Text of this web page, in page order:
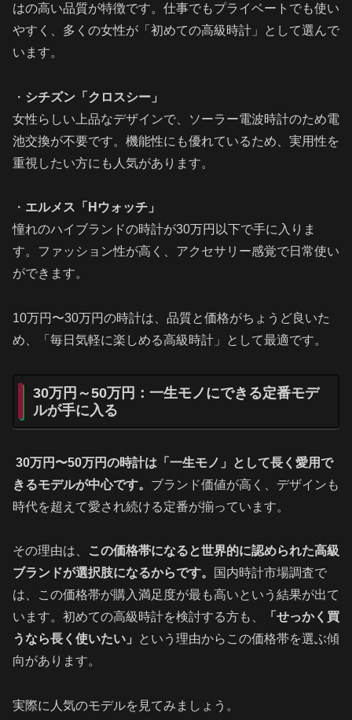
はの高い品質が特徴です。仕事でもプライベートでも使い
やすく、多くの女性が「初めての高級時計」として選んで
います。
・ シチズン「クロスシー」
女性らしい上品なデザインで、ソーラー電波時計のため電
池交換が不要です。機能性にも優れているため、実用性を
重視したい方にも人気があります。
・ エルメス「Hウォッチ」
憧れのハイブランドの時計が30万円以下で手に入りま
す。ファッション性が高く、アクセサリー感覚で日常使い
ができます。
10万円〜30万円の時計は、品質と価格がちょうど良いた
め、「毎日気軽に楽しめる高級時計」として最適です。
30万円～50万円：一生モノにできる定番モデ
ルが手に入る
30万円〜50万円の時計は「一生モノ」として長く愛用で
きるモデルが中心です。 ブランド価値が高く、デザインも
時代を超えて愛され続ける定番が揃っています。
その理由は、
この価格帯になると世界的に認められた高級
ブランドが選択肢になるからです。
国内時計市場調査で
は、この価格帯が購入満足度が最も高いという結果が出て
います。初めての高級時計を検討する方も、
「せっかく買
うなら長く使いたい」
という理由からこの価格帯を選ぶ傾
向があります。
実際に人気のモデルを見てみましょう。